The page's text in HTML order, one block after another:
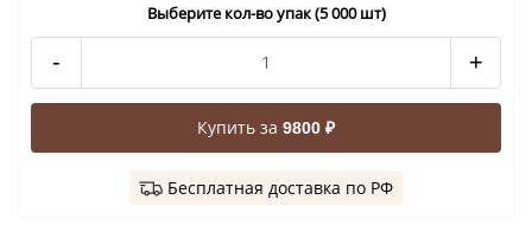
Выберите кол-во упак (5 000 шт)
- +
Купить за 9800 ₽
Бесплатная доставка по РФ